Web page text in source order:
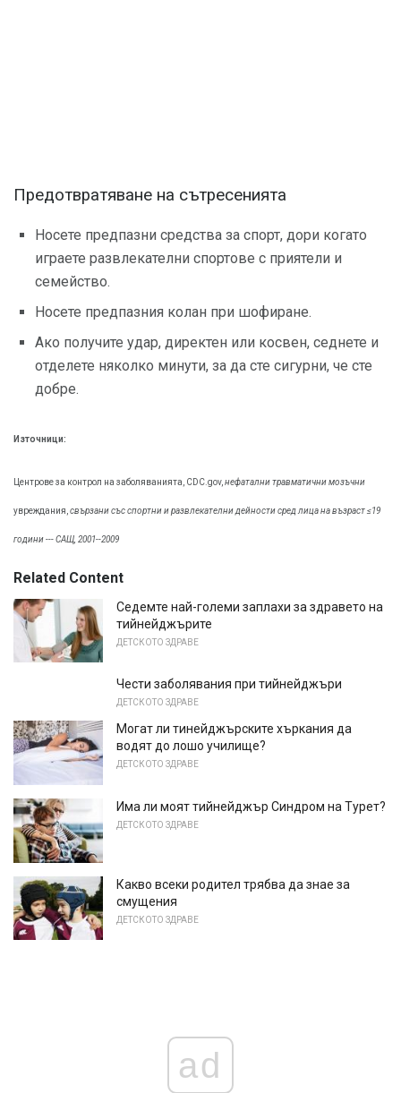
Предотвратяване на сътресенията
Носете предпазни средства за спорт, дори когато
играете развлекателни спортове с приятели и
семейство.
Носете предпазния колан при шофиране.
Ако получите удар, директен или косвен, седнете и
отделете няколко минути, за да сте сигурни, че сте
добре.
Източници:
Центрове за контрол на заболяванията, CDC.gov,нефатални травматични мозъчни
увреждания,свързани със спортни и развлекателни дейности сред лица на възраст ≤19
години --- САЩ, 2001--2009
Related Content
Седемте най-големи заплахи за здравето на
тийнейджърите
ДЕТСКОТО ЗДРАВЕ
Чести заболявания при тийнейджъри
ДЕТСКОТО ЗДРАВЕ
Могат ли тинейджърските хъркания да
водят до лошо училище?
ДЕТСКОТО ЗДРАВЕ
Има ли моят тийнейджър Синдром на Турет?
ДЕТСКОТО ЗДРАВЕ
Какво всеки родител трябва да знае за
смущения
ДЕТСКОТО ЗДРАВЕ
ad